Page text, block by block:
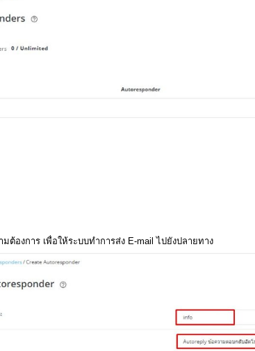
ต้องการ เพื่อให้ระบบทำการส่ง E-mail ไปยังปลายทาง